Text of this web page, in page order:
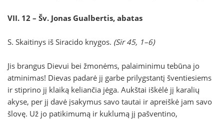
VII. 12 – Šv. Jonas Gualbertis, abatas
S. Skaitinys iš Siracido knygos. (Sir 45, 1–6)
Jis brangus Dievui bei žmonėms, palaiminimu tebūna jo
atminimas! Dievas padarė jį garbe prilygstantį šventiesiems
ir stiprino jį klaiką keliančia jėga. Aukštai iškėlė jį karalių
akyse, per jį davė įsakymus savo tautai ir apreiškė jam savo
šlovę. Už jo patikimumą ir kuklumą jį pašventino,